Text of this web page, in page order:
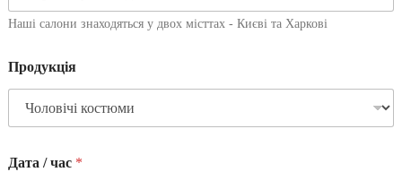
Наші салони знаходяться у двох місттах - Києві та Харкові
Продукція
Дата / час *